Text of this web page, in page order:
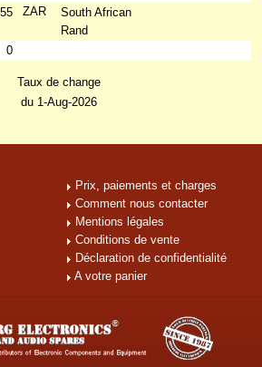
ZAR
South African
Rand
0
Taux de change
du 1-Aug-2026
Prix, paiements et charges
Comment nous contacter
Mentions légales
Conditions de vente
Déclaration de confidentialité
A votre panier